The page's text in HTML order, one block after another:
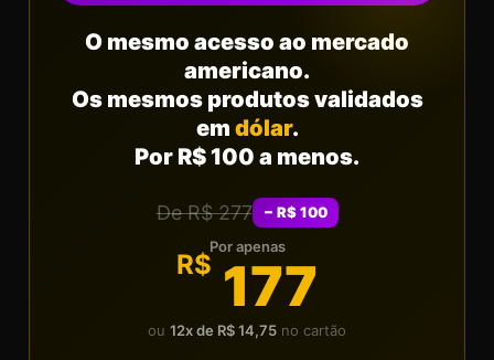
O mesmo acesso ao mercado
americano.
Os mesmos produtos validados
em dólar.
Por R$ 100 a menos.
De R$ 277
− R$ 100
Por apenas
R$ 177
ou 12x de R$ 14,75 no cartão